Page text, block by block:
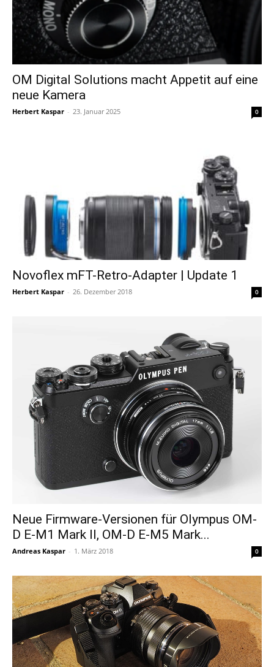
OM Digital Solutions macht Appetit auf eine
neue Kamera
Herbert Kaspar - 23. Januar 2025 0
Novoflex mFT-Retro-Adapter | Update 1
Herbert Kaspar - 26. Dezember 2018 0
Neue Firmware-Versionen für Olympus OM-
D E-M1 Mark II, OM-D E-M5 Mark...
Andreas Kaspar - 1. März 2018 0